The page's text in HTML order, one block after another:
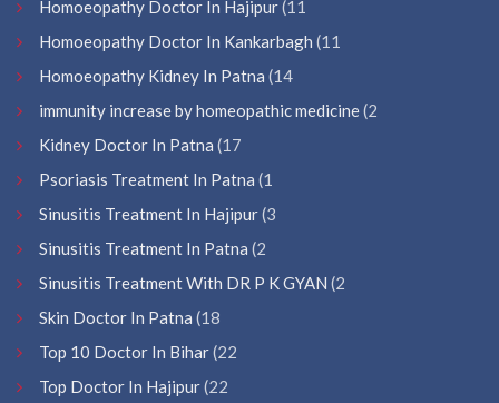
Homoeopathy Doctor In Hajipur(11
Homoeopathy Doctor In Kankarbagh (11
Homoeopathy Kidney In Patna (14
immunity increase by homeopathic medicine(2
Kidney Doctor In Patna (17
Psoriasis Treatment In Patna (1
Sinusitis Treatment In Hajipur(3
Sinusitis Treatment In Patna (2
Sinusitis Treatment With DR P K GYAN (2
Skin Doctor In Patna (18
Top 10 Doctor In Bihar(22
Top Doctor In Hajipur(22